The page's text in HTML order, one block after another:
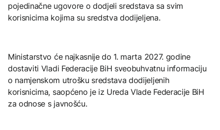
pojedinačne ugovore o dodjeli sredstava sa svim
korisnicima kojima su sredstva dodijeljena.
Ministarstvo će najkasnije do 1. marta 2027. godine
dostaviti Vladi Federacije BiH sveobuhvatnu informaciju
o namjenskom utrošku sredstava dodijeljenih
korisnicima, saopćeno je iz Ureda Vlade Federacije BiH
za odnose s javnošću.